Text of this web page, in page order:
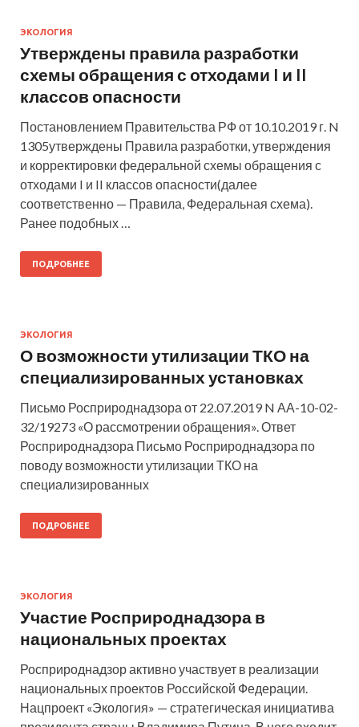
ЭКОЛОГИЯ
Утверждены правила разработки
схемы обращения с отходами I и II
классов опасности
Постановлением Правительства РФ от 10.10.2019 г. N
1305утверждены Правила разработки, утверждения
и корректировки федеральной схемы обращения с
отходами I и II классов опасности(далее
соответственно — Правила, Федеральная схема).
Ранее подобных …
ПОДРОБНЕЕ
ЭКОЛОГИЯ
О возможности утилизации ТКО на
специализированных установках
Письмо Росприроднадзора от 22.07.2019 N АА-10-02-
32/19273 «О рассмотрении обращения». Ответ
Росприроднадзора Письмо Росприроднадзора по
поводу возможности утилизации ТКО на
специализированных
ПОДРОБНЕЕ
ЭКОЛОГИЯ
Участие Росприроднадзора в
национальных проектах
Росприроднадзор активно участвует в реализации
национальных проектов Российской Федерации.
Нацпроект «Экология» — стратегическая инициатива